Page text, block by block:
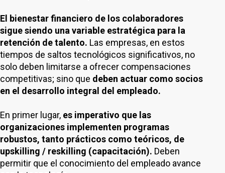
El bienestar financiero de los colaboradores
sigue siendo una variable estratégica para la
retención de talento. Las empresas, en estos
tiempos de saltos tecnológicos significativos, no
solo deben limitarse a ofrecer compensaciones
competitivas; sino que deben actuar como socios
en el desarrollo integral del empleado.
En primer lugar, es imperativo que las
organizaciones implementen programas
robustos, tanto prácticos como teóricos, de
upskilling / reskilling (capacitación). Deben
permitir que el conocimiento del empleado avance